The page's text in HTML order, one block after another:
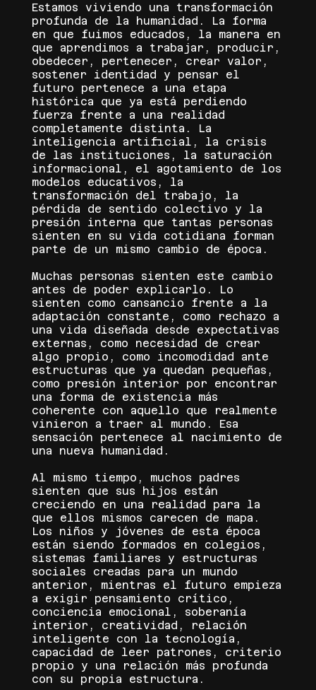
Estamos viviendo una transformación
profunda de la humanidad. La forma
en que fuimos educados, la manera en
que aprendimos a trabajar, producir,
obedecer, pertenecer, crear valor,
sostener identidad y pensar el
futuro pertenece a una etapa
histórica que ya está perdiendo
fuerza frente a una realidad
completamente distinta. La
inteligencia artificial, la crisis
de las instituciones, la saturación
informacional, el agotamiento de los
modelos educativos, la
transformación del trabajo, la
pérdida de sentido colectivo y la
presión interna que tantas personas
sienten en su vida cotidiana forman
parte de un mismo cambio de época.
Muchas personas sienten este cambio
antes de poder explicarlo. Lo
sienten como cansancio frente a la
adaptación constante, como rechazo a
una vida diseñada desde expectativas
externas, como necesidad de crear
algo propio, como incomodidad ante
estructuras que ya quedan pequeñas,
como presión interior por encontrar
una forma de existencia más
coherente con aquello que realmente
vinieron a traer al mundo. Esa
sensación pertenece al nacimiento de
una nueva humanidad.
Al mismo tiempo, muchos padres
sienten que sus hijos están
creciendo en una realidad para la
que ellos mismos carecen de mapa.
Los niños y jóvenes de esta época
están siendo formados en colegios,
sistemas familiares y estructuras
sociales creadas para un mundo
anterior, mientras el futuro empieza
a exigir pensamiento crítico,
conciencia emocional, soberanía
interior, creatividad, relación
inteligente con la tecnología,
capacidad de leer patrones, criterio
propio y una relación más profunda
con su propia estructura.